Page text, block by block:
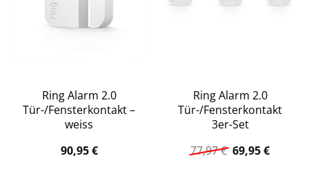
Ring Alarm 2.0
Tür-/Fensterkontakt –
weiss
90,95€
Ring Alarm 2.0
Tür-/Fensterkontakt
3er-Set
77,97€
Preis
69,95€